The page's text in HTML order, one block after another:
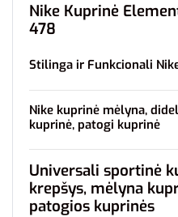
Nike Kuprinė
478
Stilinga ir Funkcionali
Nike kuprinė mėlyna,
kuprinė, patogi kuprinė
Universali sportinė
krepšys, mėlyna
patogios kuprinės